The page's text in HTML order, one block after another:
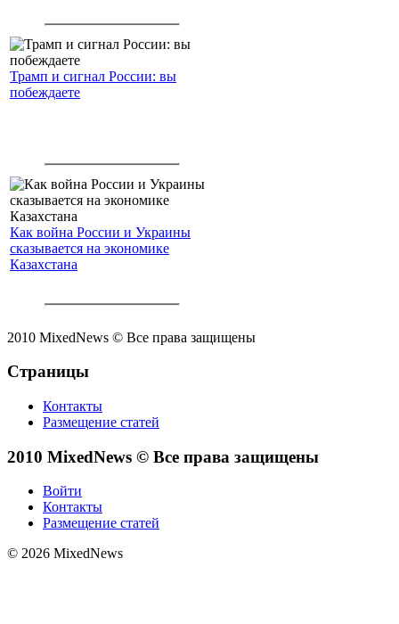
Трамп и сигнал России: вы
побеждаете
Как война России и Украины
сказывается на экономике
Казахстана
2010 MixedNews © Все права защищены
Страницы
Контакты
Размещение статей
2010 MixedNews © Все права защищены
Войти
Контакты
Размещение статей
© 2026 MixedNews